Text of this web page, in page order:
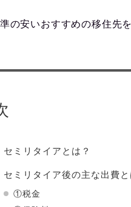
の安いおすすめの移住先
セミリタイアとは？
セミリタイア後の主な出費と
①税金